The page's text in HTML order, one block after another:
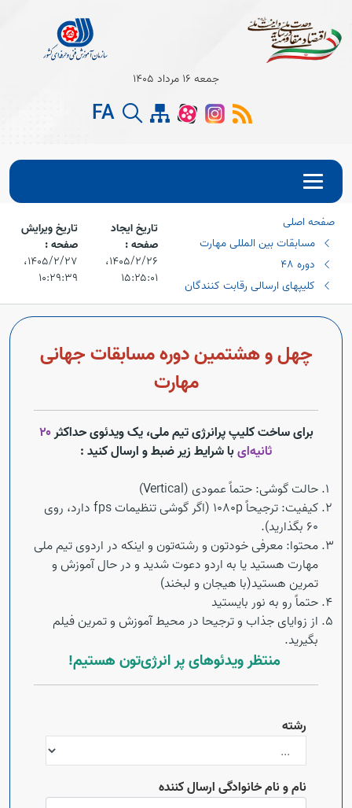
Open
Open
Open
Open
Open
Open
Open
جمعه 16 مرداد 1405
FA
صفحه اصلی
مسابقات بین المللی مهارت
دوره 48
کلیپهای ارسالی رقابت کنندگان
تاریخ ایجاد
صفحه :
۱۴۰۵/۲/۲۶،‏
۱۵:۲۵:۰۱
تاریخ ویرایش
صفحه :
۱۴۰۵/۲/۲۷،‏
۱۰:۲۹:۳۹
چهل و هشتمین دوره مسابقات جهانی
مهارت
برای ساخت کلیپ پرانرژی تیم ملی، یک ویدئوی حداکثر۲۰
ثانیه‌ایبا شرایط زیر ضبط و ارسال کنید :
حالت گوشی: حتماً عمودی (Vertical)
کیفیت: ترجیحاً 1080p (اگر گوشی تنظیمات fps دارد، روی
۶۰ بگذارید).
محتوا: معرفی خودتون و رشته‌تون و اینکه در اردوی تیم ملی
مهارت هستید یا به اردو دعوت شدید و در حال آموزش و
تمرین هستید(با هیجان و لبخند)
حتماً رو به نور بایستید
از زوایای جذاب و ترجیحا در محیط آموزش و تمرین فیلم
بگیرید.
منتظر ویدئوهای پر انرژی‌تون هستیم!
رشته
نام و نام خانوادگی ارسال کننده